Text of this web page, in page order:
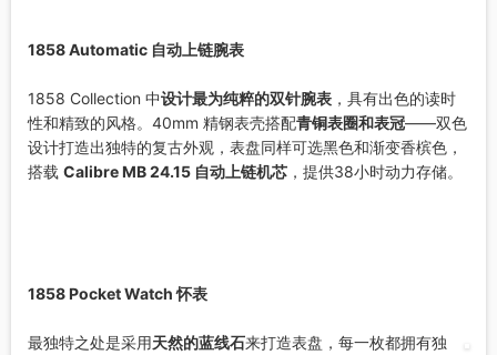
1858 Automatic 自动上链腕表
1858 Collection 中设计最为纯粹的双针腕表 ，具有出色的读时
性和精致的风格。40mm 精钢表壳搭配青铜表圈和表冠——双色
设计打造出独特的复古外观，表盘同样可选黑色和渐变香槟色，
搭载 Calibre MB 24.15 自动上链机芯 ，提供38小时动力存储。
1858 Pocket Watch 怀表
最独特之处是采用天然的蓝线石来打造表盘，每一枚都拥有独